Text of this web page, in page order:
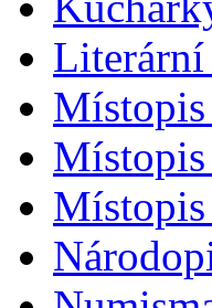
Literární
Místopis